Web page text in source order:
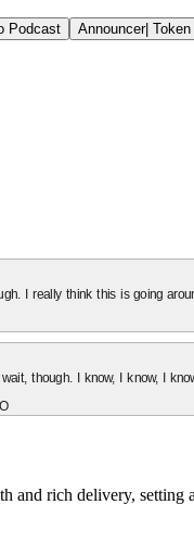
Podcast Announcer|
I really think this is going
though. I know, I know, I
and rich delivery,